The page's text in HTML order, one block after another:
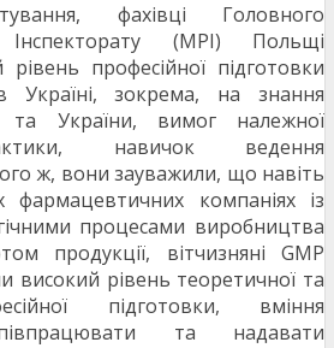
фахівці Головного
Інспекторату (MPI) Польщі
професійної підготовки
Україні, зокрема, на знання
та України, вимог належної
навичок ведення
ж, вони зауважили, що навіть
компаніях із
процесами виробництва
продукції, вітчизняні GMP
високий рівень теоретичної та
підготовки, вміння
та надавати